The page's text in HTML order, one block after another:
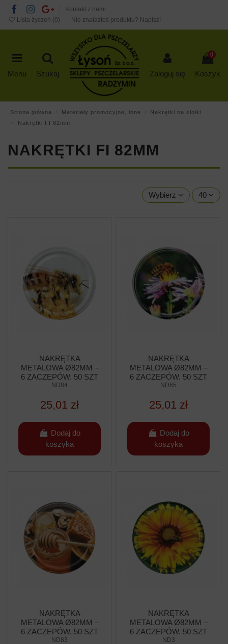
Kontakt z nami
Lista życzeń (0) Nie znalazłeś produktu? Napisz!
Menu Szukaj Zaloguj się
0
Koszyk
Strona główna Materiały promocyjne, inne
Nakrętki na słoiki
Nakrętki FI 82mm
NAKRĘTKI FI 82MM
Wybierz 40
NAKRĘTKA
METALOWA Ø82MM –
6 ZACZEPÓW, 50 SZT
ND84
25,01 zł
Dodaj do
koszyka
NAKRĘTKA
METALOWA Ø82MM –
6 ZACZEPÓW, 50 SZT
ND65
25,01 zł
Dodaj do
koszyka
NAKRĘTKA
METALOWA Ø82MM –
6 ZACZEPÓW, 50 SZT
ND83
NAKRĘTKA
METALOWA Ø82MM –
6 ZACZEPÓW, 50 SZT
ND3